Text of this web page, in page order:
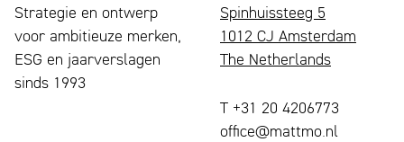
Strategie en ontwerp
voor ambitieuze merken,
ESG en jaarverslagen
sinds 1993
Spinhuissteeg 5
1012 CJ Amsterdam
The Netherlands
T +31 20 4206773
office@mattmo.nl